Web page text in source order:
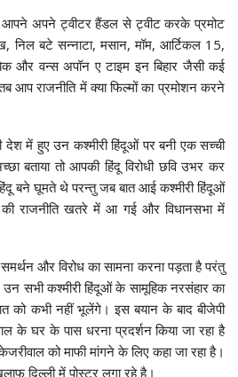
अपने ट्वीटर हैंडल से ट्वीट करके प्रमोट
बटे सन्नाटा, मसान, मॉम, आर्टिकल 15,
और वन्स अपॉन ए टाइम इन बिहार जैसी कई
आप राजनीति में क्या फिल्मों का प्रमोशन करने
में हुए उन कश्मीरी हिंदूओं पर बनी एक सच्ची
बताया तो आपकी हिंदू विरोधी छवि उभर कर
बने घूमते थे परन्तु जब बात आई कश्मीरी हिंदूओं
राजनीति खतरे में आ गई और विधानसभा में
और विरोध का सामना करना पड़ता है परंतु
सभी कश्मीरी हिंदूओं के सामूहिक नरसंहार का
को कभी नहीं भूलेंगे। इस बयान के बाद बीजेपी
के घर के पास धरना प्रदर्शन किया जा रहा है
को माफी मांगने के लिए कहा जा रहा है।
दिल्ली में पोस्टर लगा रहे है।